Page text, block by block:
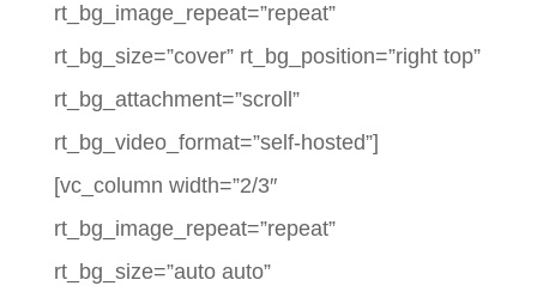
rt_bg_image_repeat=”repeat”
rt_bg_size=”cover” rt_bg_position=”right top”
rt_bg_attachment=”scroll”
rt_bg_video_format=”self-hosted”]
[vc_column width=”2/3″
rt_bg_image_repeat=”repeat”
rt_bg_size=”auto auto”